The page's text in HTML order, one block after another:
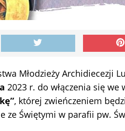
Młodzieży Archidiecezji
2023 r. do włączenia się
, której zwieńczeniem
ze Świętymi w parafii pw.